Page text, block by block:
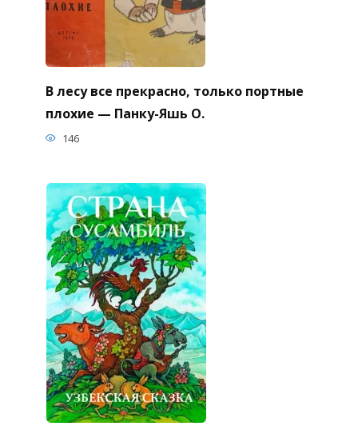
В лесу все прекрасно, только портные
плохие — Панку-Яшь О.
146